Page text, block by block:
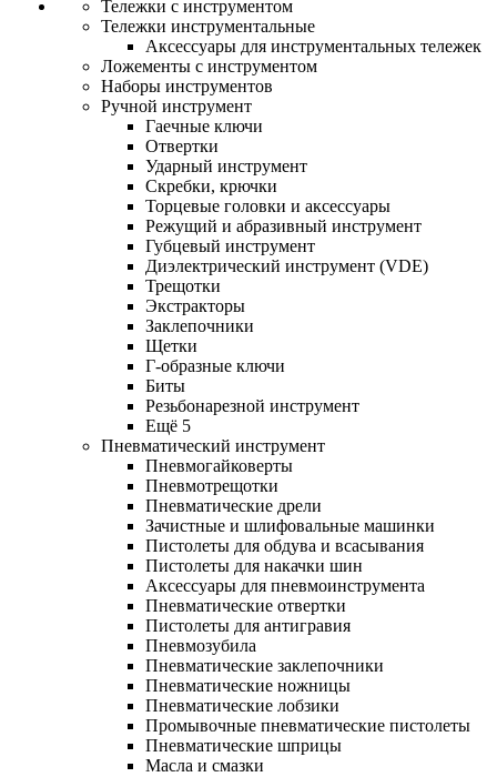
Тележки с инструментом
Тележки инструментальные
Аксессуары для инструментальных тележек
Ложементы с инструментом
Наборы инструментов
Ручной инструмент
Гаечные ключи
Отвертки
Ударный инструмент
Скребки, крючки
Торцевые головки и аксессуары
Режущий и абразивный инструмент
Губцевый инструмент
Диэлектрический инструмент (VDE)
Трещотки
Экстракторы
Заклепочники
Щетки
Г-образные ключи
Биты
Резьбонарезной инструмент
Ещё 5
Пневматический инструмент
Пневмогайковерты
Пневмотрещотки
Пневматические дрели
Зачистные и шлифовальные машинки
Пистолеты для обдува и всасывания
Пистолеты для накачки шин
Аксессуары для пневмоинструмента
Пневматические отвертки
Пистолеты для антигравия
Пневмозубила
Пневматические заклепочники
Пневматические ножницы
Пневматические лобзики
Промывочные пневматические пистолеты
Пневматические шприцы
Масла и смазки